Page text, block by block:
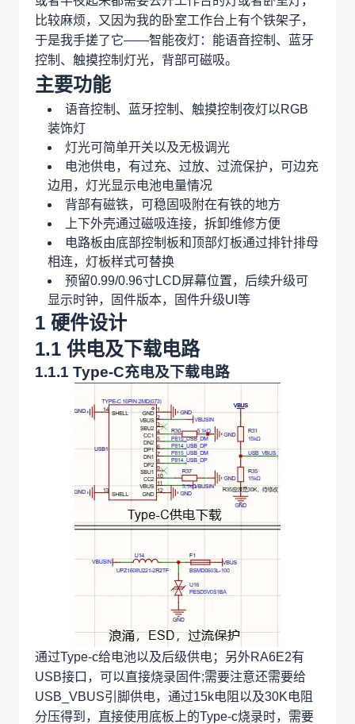
比较麻烦，又因为我的卧室工作台上有个铁架子，
于是我手搓了它——智能夜灯：能语音控制、蓝牙
控制、触摸控制灯光，背部可磁吸。
主要功能
语音控制、蓝牙控制、触摸控制夜灯以RGB
装饰灯
灯光可简单开关以及无极调光
电池供电，有过充、过放、过流保护，可边充
边用，灯光显示电池电量情况
背部有磁铁，可稳固吸附在有铁的地方
上下外壳通过磁吸连接，拆卸维修方便
电路板由底部控制板和顶部灯板通过排针排母
相连，灯板样式可替换
预留0.99/0.96寸LCD屏幕位置，后续升级可
显示时钟，固件版本，固件升级UI等
1 硬件设计
1.1 供电及下载电路
1.1.1 Type-C充电及下载电路
通过Type-c给电池以及后级供电；另外RA6E2有
USB接口，可以直接烧录固件;需要注意还需要给
USB_VBUS引脚供电，通过15k电阻以及30K电阻
分压得到，直接使用底板上的Type-c烧录时，需要